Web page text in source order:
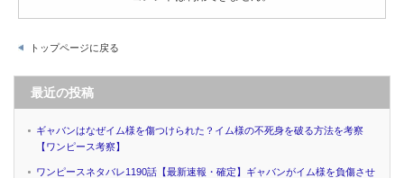
トップページに戻る
最近の投稿
ギャバンはなぜイム様を傷つけられた？イム様の不死身を破る方法を考察
【ワンピース考察】
ワンピースネタバレ1190話【最新速報・確定】ギャバンがイム様を負傷させ